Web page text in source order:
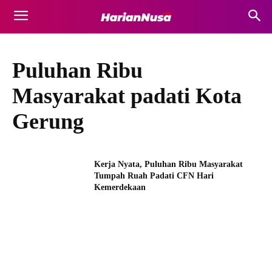
Puluhan Ribu
Masyarakat padati Kota
Gerung
Kerja Nyata, Puluhan Ribu Masyarakat
Tumpah Ruah Padati CFN Hari
Kemerdekaan